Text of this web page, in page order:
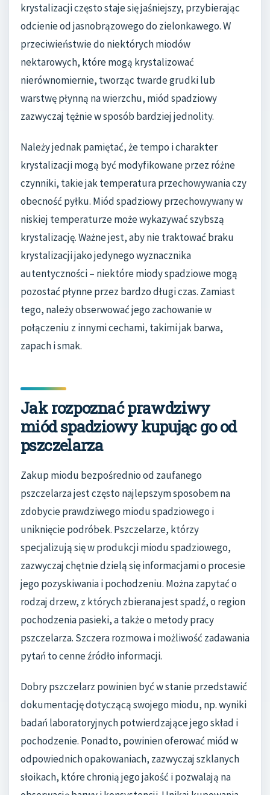
krystalizacji często staje się jaśniejszy, przybierając
odcienie od jasnobrązowego do zielonkawego. W
przeciwieństwie do niektórych miodów
nektarowych, które mogą krystalizować
nierównomiernie, tworząc twarde grudki lub
warstwę płynną na wierzchu, miód spadziowy
zazwyczaj tężnie w sposób bardziej jednolity.
Należy jednak pamiętać, że tempo i charakter
krystalizacji mogą być modyfikowane przez różne
czynniki, takie jak temperatura przechowywania czy
obecność pyłku. Miód spadziowy przechowywany w
niskiej temperaturze może wykazywać szybszą
krystalizację. Ważne jest, aby nie traktować braku
krystalizacji jako jedynego wyznacznika
autentyczności – niektóre miody spadziowe mogą
pozostać płynne przez bardzo długi czas. Zamiast
tego, należy obserwować jego zachowanie w
połączeniu z innymi cechami, takimi jak barwa,
zapach i smak.
Jak rozpoznać prawdziwy
miód spadziowy kupując go od
pszczelarza
Zakup miodu bezpośrednio od zaufanego
pszczelarza jest często najlepszym sposobem na
zdobycie prawdziwego miodu spadziowego i
uniknięcie podróbek. Pszczelarze, którzy
specjalizują się w produkcji miodu spadziowego,
zazwyczaj chętnie dzielą się informacjami o procesie
jego pozyskiwania i pochodzeniu. Można zapytać o
rodzaj drzew, z których zbierana jest spadź, o region
pochodzenia pasieki, a także o metody pracy
pszczelarza. Szczera rozmowa i możliwość zadawania
pytań to cenne źródło informacji.
Dobry pszczelarz powinien być w stanie przedstawić
dokumentację dotyczącą swojego miodu, np. wyniki
badań laboratoryjnych potwierdzające jego skład i
pochodzenie. Ponadto, powinien oferować miód w
odpowiednich opakowaniach, zazwyczaj szklanych
słoikach, które chronią jego jakość i pozwalają na